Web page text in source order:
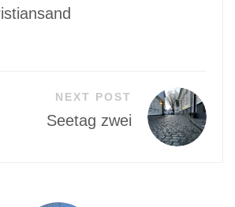
NEXT POST
Seetag zwei